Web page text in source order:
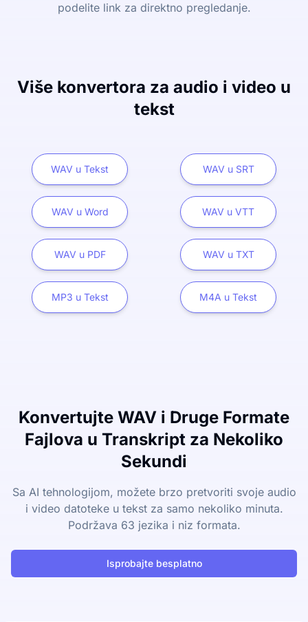
podelite link za direktno pregledanje.
Više konvertora za audio i video u
tekst
WAV u Tekst WAV u SRT
WAV u Word WAV u VTT
WAV u PDF WAV u TXT
MP3 u Tekst M4A u Tekst
Konvertujte WAV i Druge Formate
Fajlova u Transkript za Nekoliko
Sekundi
Sa AI tehnologijom, možete brzo pretvoriti svoje audio
i video datoteke u tekst za samo nekoliko minuta.
Podržava 63 jezika i niz formata.
Isprobajte besplatno